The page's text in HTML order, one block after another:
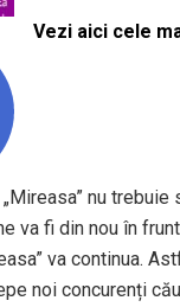
Vezi aici cele
nu
va fi din nou în
va continua.
noi concurenți